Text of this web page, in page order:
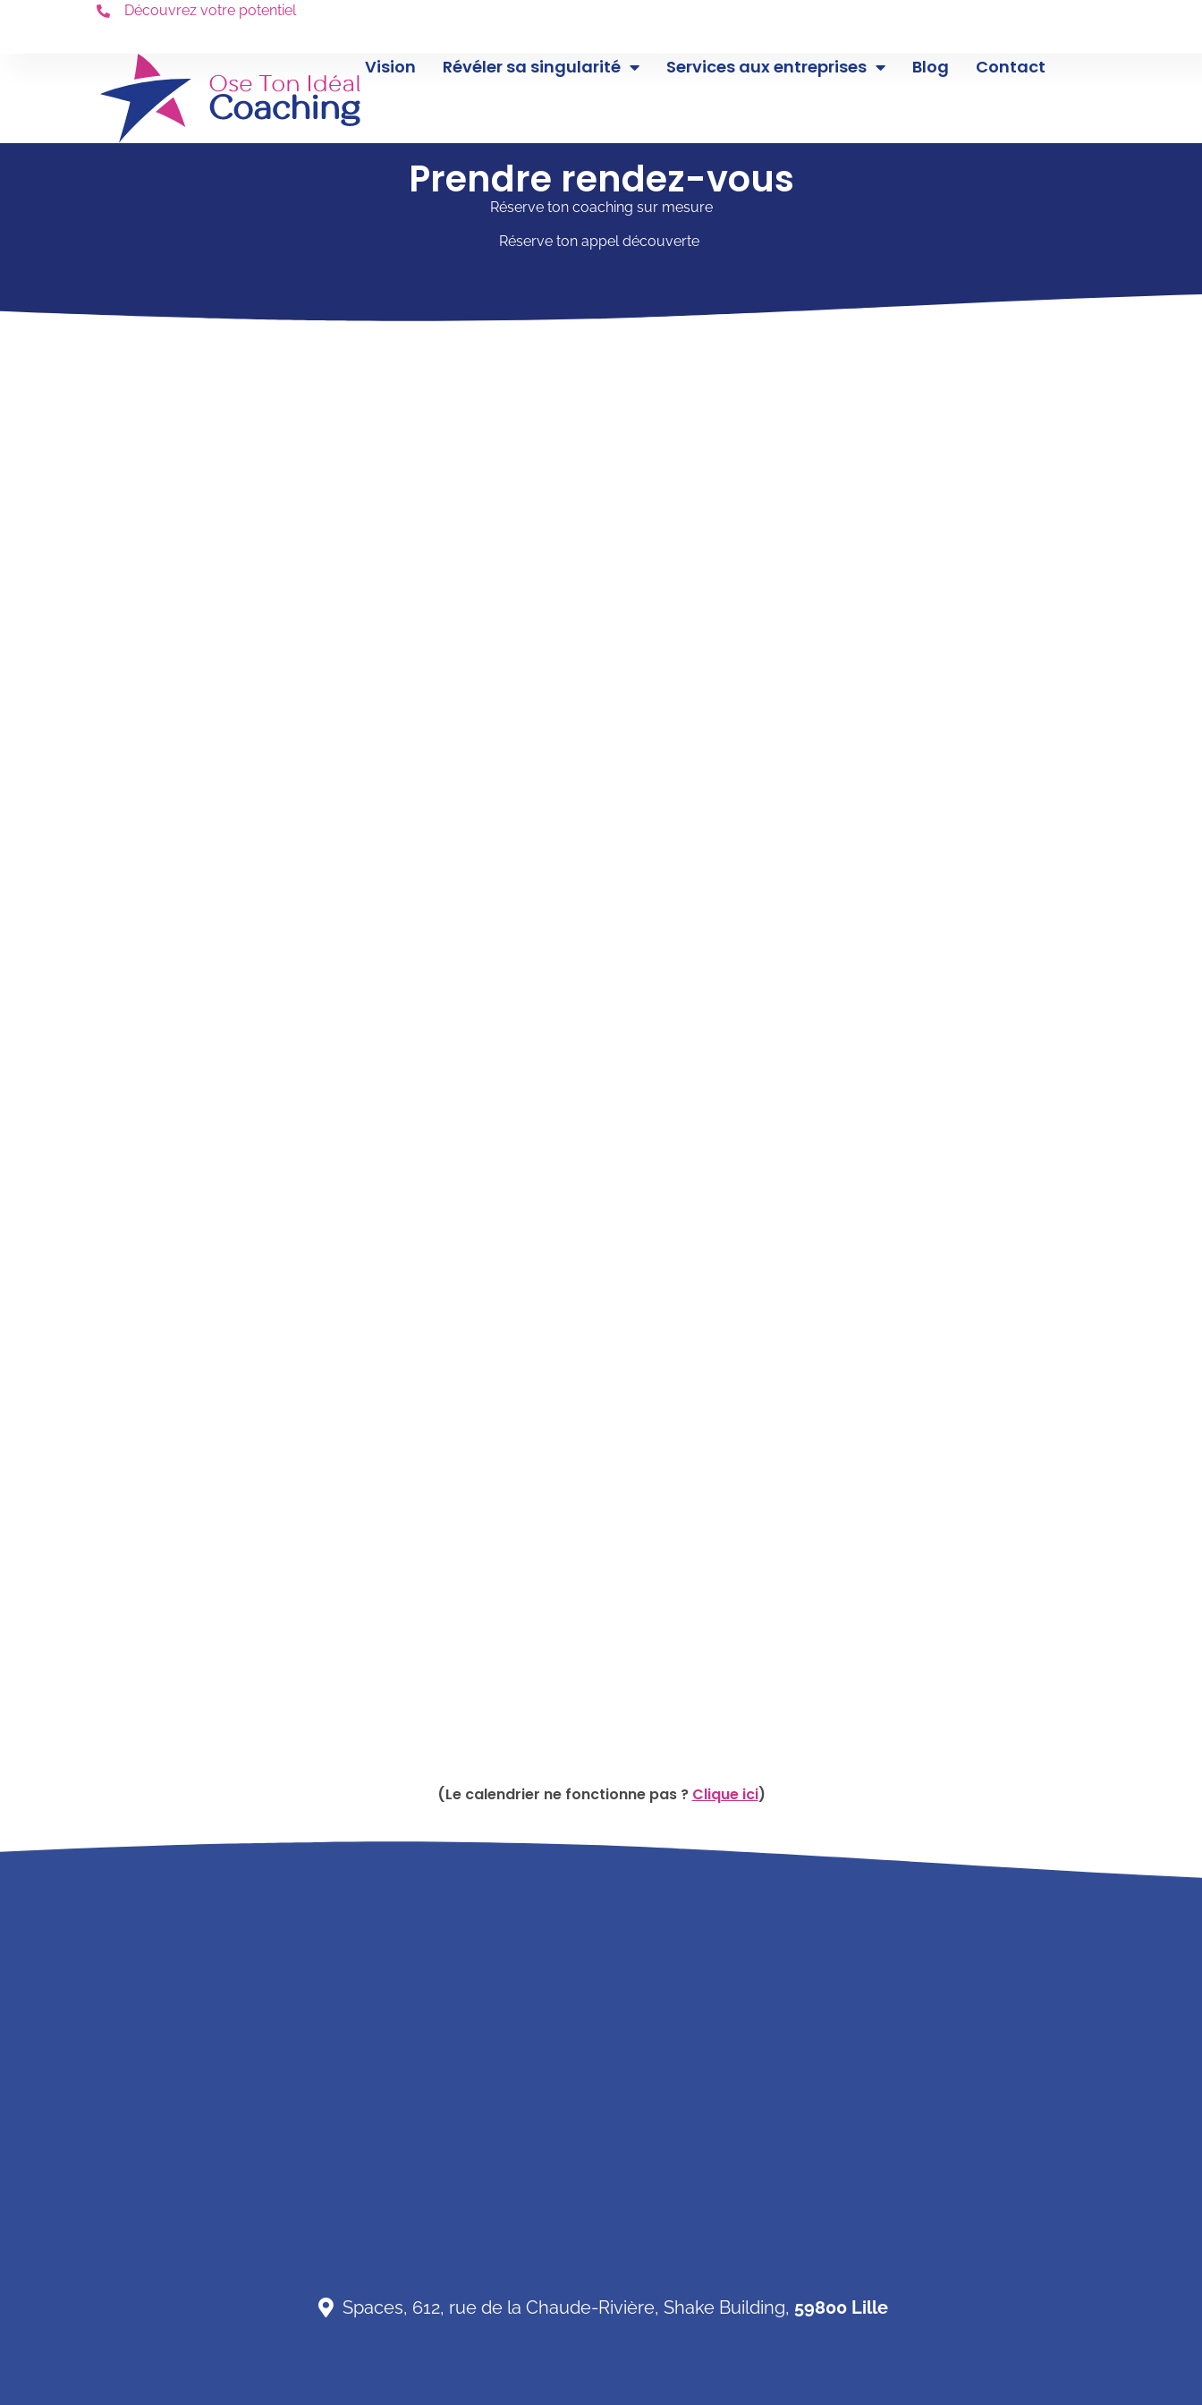
Découvrez votre potentiel
Vision Révéler sa singularité Services aux entreprises Blog Contact
Prendre rendez-vous
Réserve ton coaching sur mesure
Réserve ton appel découverte
(Le calendrier ne fonctionne pas ? Clique ici)
Spaces, 612, rue de la Chaude-Rivière, Shake Building, 59800 Lille